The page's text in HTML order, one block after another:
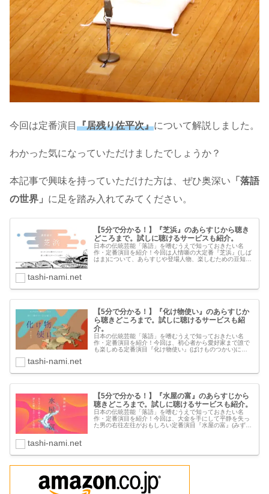
今回は定番演目 『居残り佐平次』について解説しました。
わかった気になっていただけましたでしょうか？
本記事で興味を持っていただけた方は、ぜひ奥深い 「落語
の世界」 に足を踏み入れてみてください。
【5分で分かる！】『芝浜』のあらすじから聴き
どころまで。試しに聴けるサービスも紹介。
日本の伝統芸能「落語」を嗜むうえで知っておきたい名
作・定番演目を紹介！今回は人情噺の大定番『芝浜』(しば
はま)について、あらすじや登場人物、楽しむための豆知識
tashi-nami.net
【5分で分かる！】『化け物使い』のあらすじか
ら聴きどころまで。試しに聴けるサービスも紹
介。
日本の伝統芸能「落語」を嗜むうえで知っておきたい名
作・定番演目を紹介！今回は、初心者から愛好家まで誰で
も楽しめる定番演目『化け物使い』(ばけものつかい)につ
tashi-nami.net
【5分で分かる！】『水屋の富』のあらすじから
聴きどころまで。試しに聴けるサービスも紹介。
日本の伝統芸能「落語」を嗜むうえで知っておきたい名
作・定番演目を紹介！今回は、大金を手にして平静を失っ
た男の右往左往がおもしろい定番演目『水屋の富』(みずや
tashi-nami.net